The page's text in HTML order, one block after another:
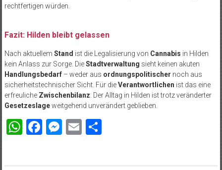
rechtfertigen würden.
Fazit: Hilden bleibt gelassen
Nach aktuellem Stand ist die Legalisierung von Cannabis in Hilden
kein Anlass zur Sorge. DieStadtverwaltung sieht keinen akuten
Handlungsbedarf– weder aus ordnungspolitischer noch aus
sicherheitstechnischer Sicht. Für dieVerantwortlichen ist das eine
erfreuliche Zwischenbilanz: Der Alltag in Hilden ist trotz veränderter
Gesetzeslageweitgehend unverändert geblieben.
WhatsApp
Facebook
Messenger
EmailTeilen